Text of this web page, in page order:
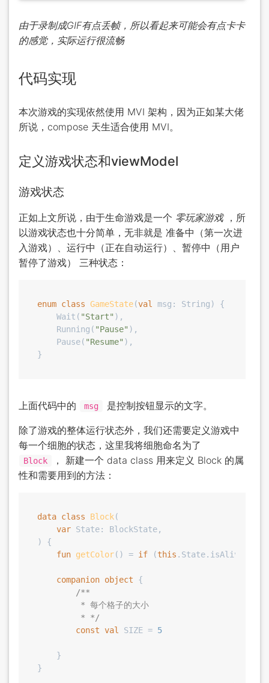
由于录制成GIF有点丢帧，所以看起来可能会有点卡卡
的感觉，实际运行很流畅
代码实现
本次游戏的实现依然使用 MVI 架构，因为正如某大佬
所说，compose 天生适合使用 MVI。
定义游戏状态和viewModel
游戏状态
正如上文所说，由于生命游戏是一个 零玩家游戏，所
以游戏状态也十分简单，无非就是 准备中（第一次进
入游戏）、运行中（正在自动运行）、暂停中（用户
暂停了游戏） 三种状态：
enum class GameState(val
msg: String) {
    Wait(
"Start" ),
    Running(
"Pause" ),
    Pause(
"Resume" ),
上面代码中的 msg 是控制按钮显示的文字。
除了游戏的整体运行状态外，我们还需要定义游戏中
每一个细胞的状态，这里我将细胞命名为了
Block
， 新建一个 data class 用来定义 Block 的属
性和需要用到的方法：
data class Block(
var State: BlockState,
) {
fun getColor() = if (this .State.isAlive())
companion object {
/**
         * 每个格子的大小
         * */
const val SIZE = 5
    }